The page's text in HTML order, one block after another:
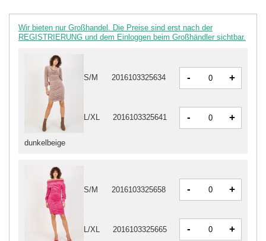
Wir bieten nur Großhandel. Die Preise sind erst nach der
REGISTRIERUNG und dem Einloggen beim Großhändler sichtbar.
dunkelbeige
S/M 2016103325634 - +
L/XL 2016103325641 - +
S/M 2016103325658 - +
L/XL 2016103325665 - +